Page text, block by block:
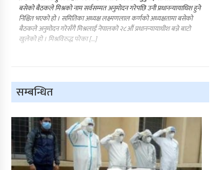
बसेको बैठकले मिश्रको नाम सर्वसम्मत अनुमोदन गरेपछि उनी प्रधानन्यायाधिश हुने
निश्चित भएको हो । समितिका अध्यक्ष लक्ष्मणलाल कर्णको अध्यक्षतामा बसेको
बैठकले अनुमोदन गरेसँगै मिश्रलाई नेपालको २८औं प्रधानन्यायाधीश बन्ने बाटो
खुलेको हो । मिश्रविरुद्ध परेका […]
सम्बन्धित